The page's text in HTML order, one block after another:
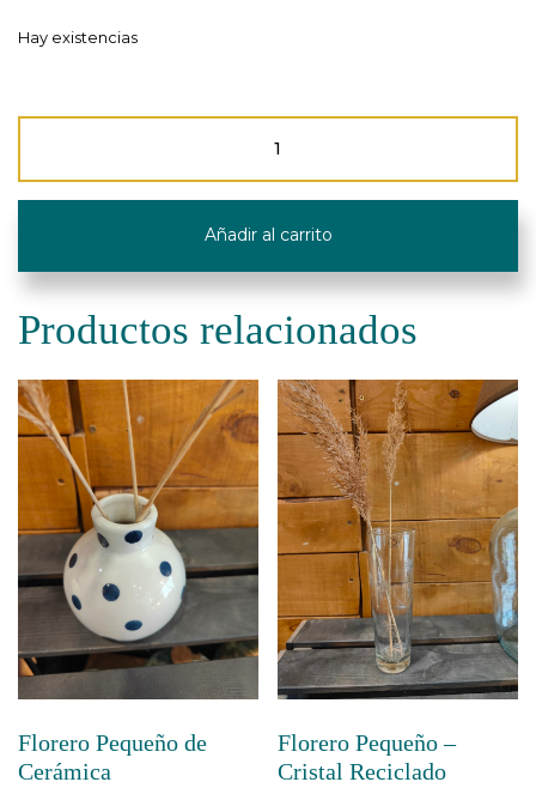
Hay existencias
Florero
Añadir al carrito
Productos relacionados
Florero Pequeño de
Cerámica
Florero Pequeño –
Cristal Reciclado